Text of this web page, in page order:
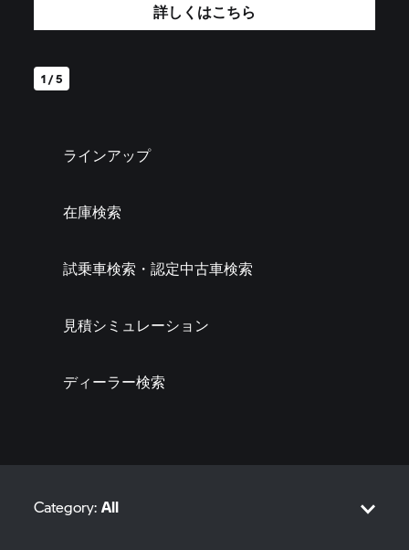
1 / 5
詳しくはこちら
ラインアップ
在庫検索
試乗車検索・認定中古車検索
見積シミュレーション
ディーラー検索
Category:All